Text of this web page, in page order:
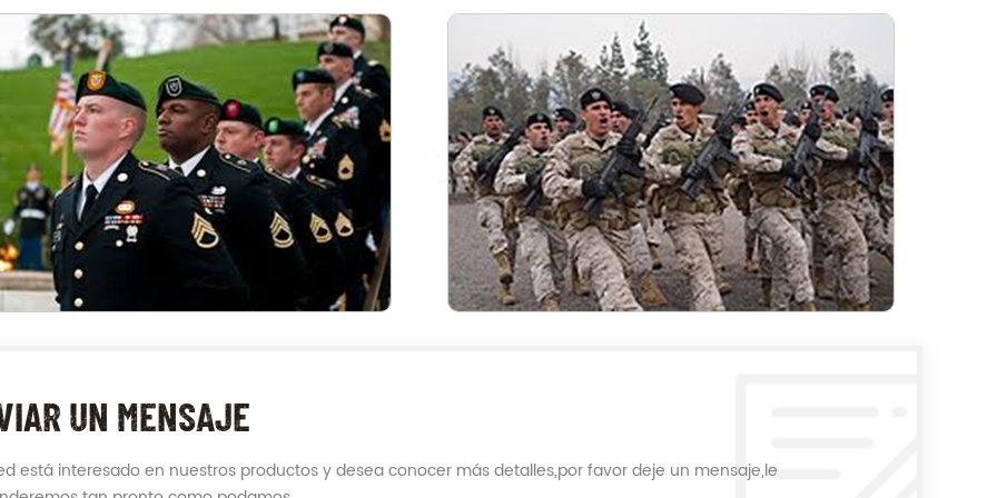
UN MENSAJE
está interesado en nuestros productos y desea conocer más detalles,por favor deje un mensaje,le